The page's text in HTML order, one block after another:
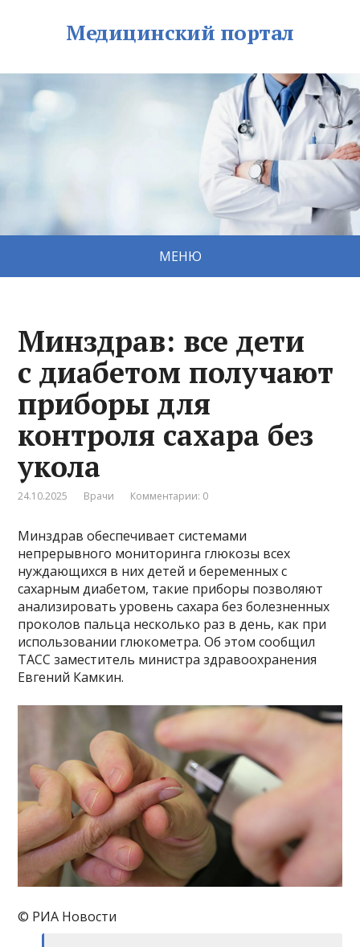
Медицинский портал
МЕНЮ
Минздрав: все дети
с диабетом получают
приборы для
контроля сахара без
укола
24.10.2025 Врачи Комментарии: 0
Минздрав обеспечивает системами
непрерывного мониторинга глюкозы всех
нуждающихся в них детей и беременных с
сахарным диабетом, такие приборы позволяют
анализировать уровень сахара без болезненных
проколов пальца несколько раз в день, как при
использовании глюкометра. Об этом сообщил
ТАСС заместитель министра здравоохранения
Евгений Камкин.
© РИА Новости